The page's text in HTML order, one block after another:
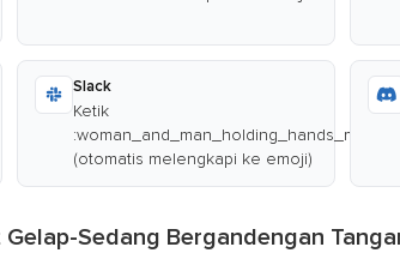
Slack
Ketik
(otomatis melengkapi ke emoji)
Sedang Bergandengan